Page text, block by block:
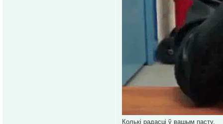
Колькі радасці ў вашым пасту.